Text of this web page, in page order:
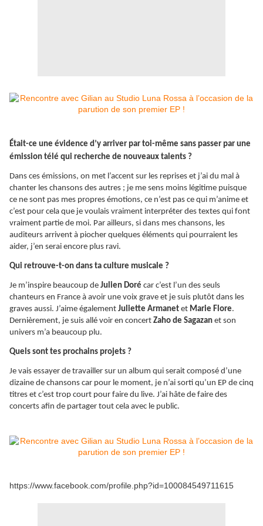
Était-ce une évidence d’y arriver par toi-même sans passer par une
émission télé qui recherche de nouveaux talents ?
Dans ces émissions, on met l’accent sur les reprises et j’ai du mal à
chanter les chansons des autres ; je me sens moins légitime puisque
ce ne sont pas mes propres émotions, ce n’est pas ce qui m’anime et
c’est pour cela que je voulais vraiment interpréter des textes qui font
vraiment partie de moi. Par ailleurs, si dans mes chansons, les
auditeurs arrivent à piocher quelques éléments qui pourraient les
aider, j’en serai encore plus ravi.
Qui retrouve-t-on dans ta culture musicale ?
Je m’inspire beaucoup de Julien Doré car c’est l’un des seuls
chanteurs en France à avoir une voix grave et je suis plutôt dans les
graves aussi. J’aime également Juliette Armanet et Marie Flore.
Dernièrement, je suis allé voir en concert Zaho de Sagazan et son
univers m’a beaucoup plu.
Quels sont tes prochains projets ?
Je vais essayer de travailler sur un album qui serait composé d’une
dizaine de chansons car pour le moment, je n’ai sorti qu’un EP de cinq
titres et c’est trop court pour faire du live. J’ai hâte de faire des
concerts afin de partager tout cela avec le public.
https://www.facebook.com/profile.php?id=100084549711615